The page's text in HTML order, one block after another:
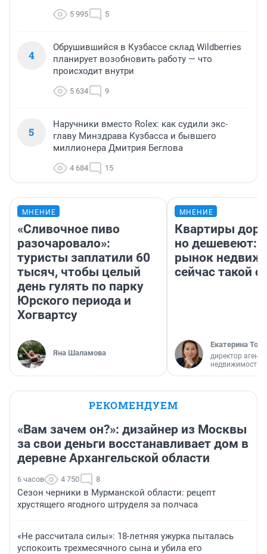
5 995 5
4
Обрушившийся в Кузбассе склад Wildberries
планирует возобновить работу — что
происходит внутри
5 634 9
5
Наручники вместо Rolex: как судили экс-
главу Минздрава Кузбасса и бывшего
миллионера Дмитрия Беглова
4 684 15
МНЕНИЕ
«Сливочное пиво
разочаровало»:
туристы заплатили 60
тысяч, чтобы целый
день гулять по парку
Юрского периода и
Хогвартсу
Яна Шаламова
МНЕНИЕ
Квартиры
но дешевеют:
рынок
сейчас такой
Екатерина
директор
недвижимости
РЕКОМЕНДУЕМ
«Вам зачем он?»: дизайнер из Москвы
за свои деньги восстанавливает дом в
деревне Архангельской области
6 часов 4 750 8
Сезон черники в Мурманской области: рецепт
хрустящего ягодного штруделя за полчаса
«Не рассчитала силы»: 18-летняя ужурка пыталась
успокоить трехмесячного сына и убила его